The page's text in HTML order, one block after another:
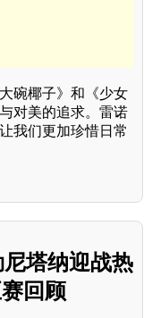
碗椰子》和《少女
对美的追求。雷诺
我们更加珍惜日常
塔纳迎战热
回顾